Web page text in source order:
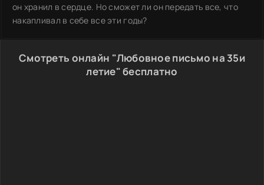
он хранил в сердце. Но сможет ли он передать все, что
накапливал в себе все эти годы?
Смотреть онлайн "Любовное письмо на 35и
летие" бесплатно